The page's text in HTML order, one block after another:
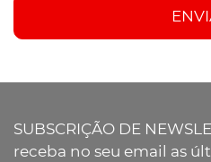
SUBSCRIÇÃO DE
receba no seu email as